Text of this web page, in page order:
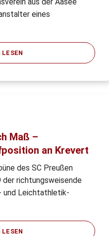
eines
LESEN
Maß –
an Krevert
des SC Preußen
richtungsweisende
und Leichtathletik-
LESEN